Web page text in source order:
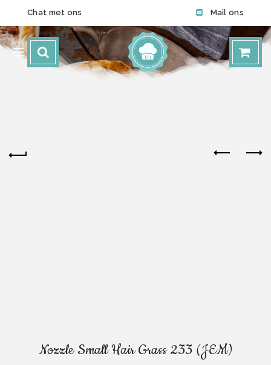
Chat met ons Mail ons
Nozzle Small Hair Grass 233 (JEM)